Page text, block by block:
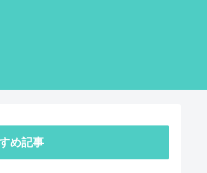
め記事